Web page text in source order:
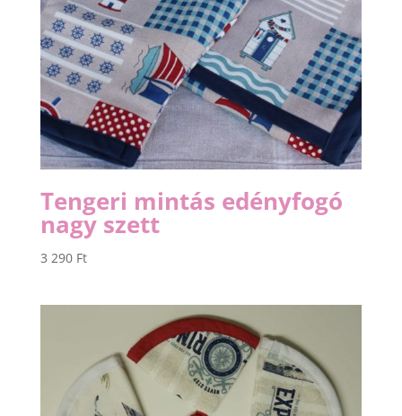
Tengeri mintás edényfogó
nagy szett
3 290 Ft